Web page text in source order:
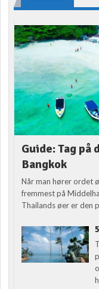
Guide: Tag
Bangkok
Når man hører ordet
fremmest på
Thailands øer er den